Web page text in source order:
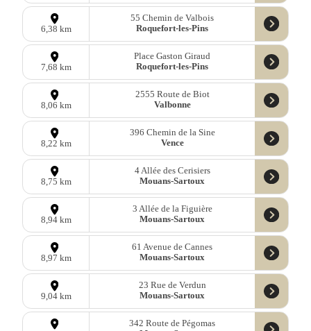
6,38 km
55 Chemin de Valbois
Roquefort-les-Pins
7,68 km
Place Gaston Giraud
Roquefort-les-Pins
8,06 km
2555 Route de Biot
Valbonne
8,22 km
396 Chemin de la Sine
Vence
8,75 km
4 Allée des Cerisiers
Mouans-Sartoux
8,94 km
3 Allée de la Figuière
Mouans-Sartoux
8,97 km
61 Avenue de Cannes
Mouans-Sartoux
9,04 km
23 Rue de Verdun
Mouans-Sartoux
342 Route de Pégomas